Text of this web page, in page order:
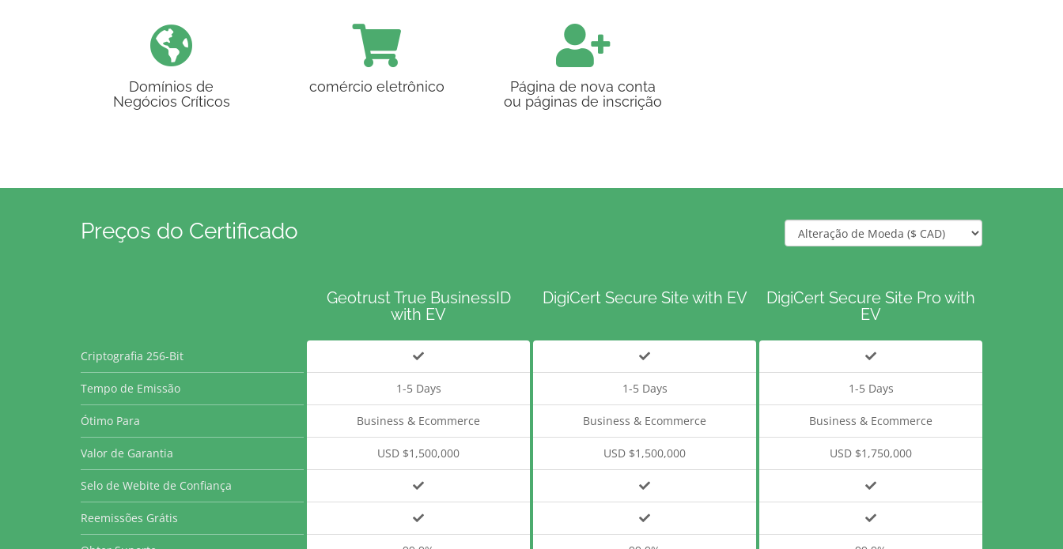
Domínios de
Negócios Críticos
comércio eletrônico
Página de nova conta
ou páginas de inscrição
Preços do Certificado
Criptografia 256-Bit
Tempo de Emissão
Ótimo Para
Valor de Garantia
Selo de Webite de Confiança
Reemissões Grátis
Geotrust True BusinessID
with EV
1-5 Days
Business & Ecommerce
USD $1,500,000
DigiCert Secure Site with EV
1-5 Days
Business & Ecommerce
USD $1,500,000
DigiCert Secure Site Pro with
EV
1-5 Days
Business & Ecommerce
USD $1,750,000